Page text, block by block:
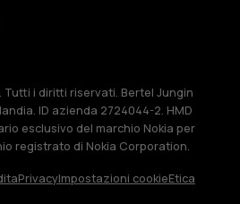
Tutti i diritti riservati. Bertel Jungin
ID azienda 2724044-2. HMD
esclusivo del marchio Nokia per
registrato di Nokia Corporation.
PrivacyImpostazioni cookieEtica